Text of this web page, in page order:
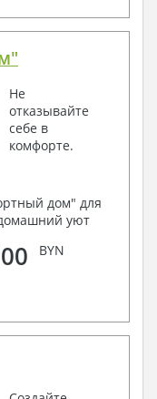
Не
отказывайте
себе в
комфорте.
дом" для
уют
BYN